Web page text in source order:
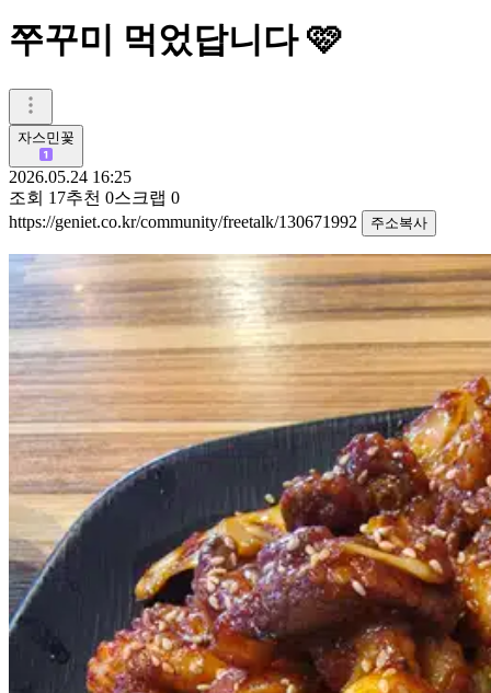
쭈꾸미 먹었답니다 🩷
자스민꽃
2026.05.24 16:25
조회 17추천 0스크랩 0
https://geniet.co.kr/community/freetalk/130671992
주소복사